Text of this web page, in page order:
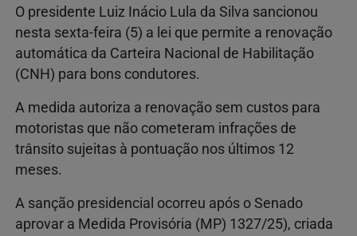
O presidente Luiz Inácio Lula da Silva sancionou
nesta sexta-feira (5) a lei que permite a renovação
automática da Carteira Nacional de Habilitação
(CNH) para bons condutores.
A medida autoriza a renovação sem custos para
motoristas que não cometeram infrações de
trânsito sujeitas à pontuação nos últimos 12
meses.
A sanção presidencial ocorreu após o Senado
aprovar a Medida Provisória (MP) 1327/25), criada